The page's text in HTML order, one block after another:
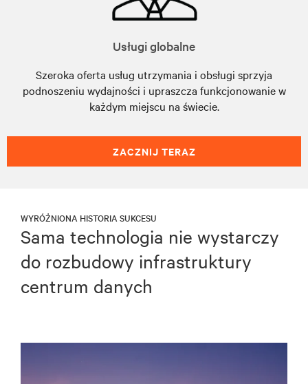
Usługi globalne
Szeroka oferta usług utrzymania i obsługi sprzyja
podnoszeniu wydajności i upraszcza funkcjonowanie w
każdym miejscu na świecie.
ZACZNIJ TERAZ
WYRÓŻNIONA HISTORIA SUKCESU
Sama technologia nie wystarczy
do rozbudowy infrastruktury
centrum danych